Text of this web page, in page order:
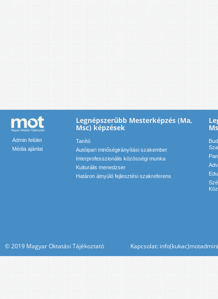
Admin felület
Média ajánlat
Legnépszerűbb Mesterképzés (Ma,
Msc) képzések
Tanító
Autóipari minőségirányítási szakember
Interprofesszionális közösségi munka
Kulturális menedzser
Határon átnyúló fejlesztési szakreferens
© 2019 Magyar Oktatási Tájékoztató Kapcsolat: